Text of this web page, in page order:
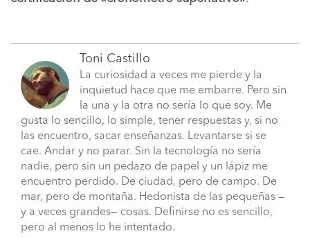
Toni Castillo
La curiosidad a veces me pierde y la
inquietud hace que me embarre. Pero sin
la una y la otra no sería lo que soy. Me
gusta lo sencillo, lo simple, tener respuestas y, si no
las encuentro, sacar enseñanzas. Levantarse si se
cae. Andar y no parar. Sin la tecnología no sería
nadie, pero sin un pedazo de papel y un lápiz me
encuentro perdido. De ciudad, pero de campo. De
mar, pero de montaña. Hedonista de las pequeñas —
y a veces grandes— cosas. Definirse no es sencillo,
pero al menos lo he intentado.